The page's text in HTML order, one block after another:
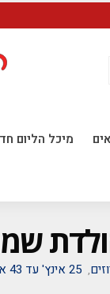
מיכל הליום
, 25 אינץ' עד 43 אינץ' כללי